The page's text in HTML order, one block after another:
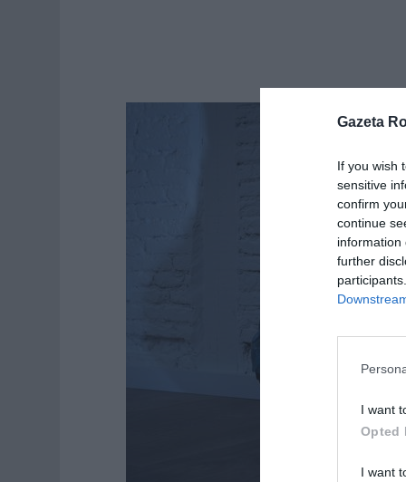
Gazeta
If you wish
sensitive
confirm
continue
information
further
I want
Opted
I want